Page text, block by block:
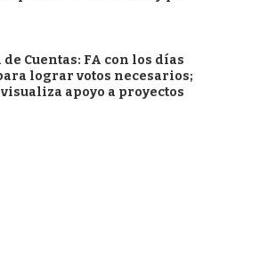
Cuentas: FA con los días
lograr votos necesarios;
apoyo a proyectos